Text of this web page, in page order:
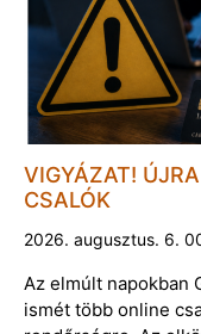
VIGYÁZAT!
CSALÓK
2026. augusztus. 6.
Az elmúlt napokban
ismét több online